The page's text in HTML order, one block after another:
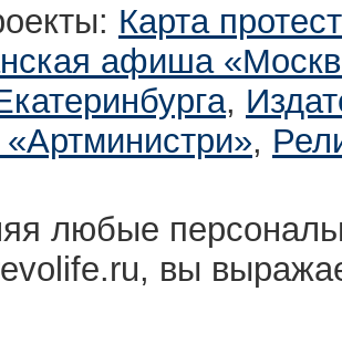
Карта
афиша
,
,
любые
вы